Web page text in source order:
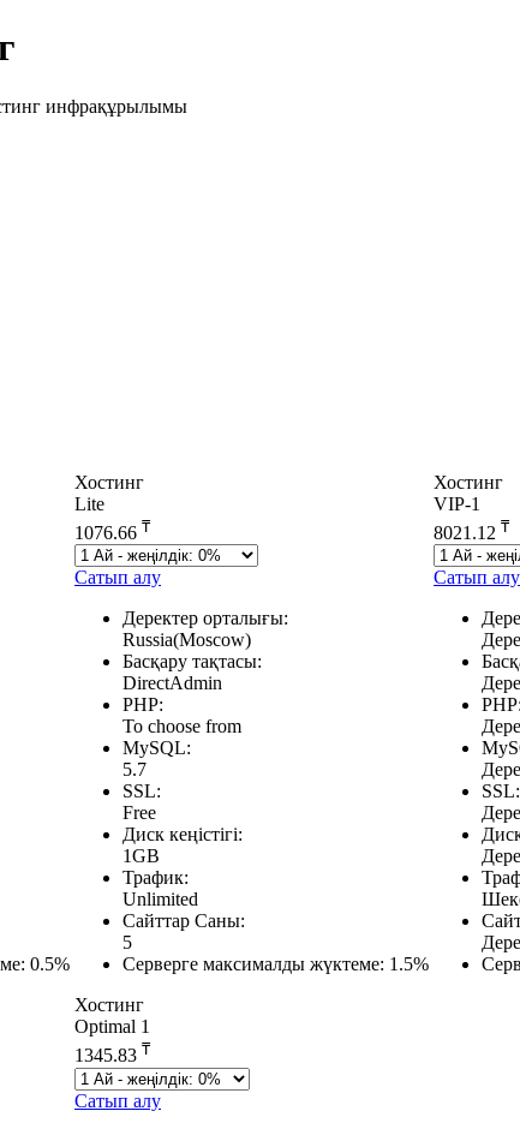
инфрақұрылымы
0.5%
Хостинг
Lite
1076.66 ₸
Сатып алу
Деректер орталығы:
Russia(Moscow)
Басқару тақтасы:
DirectAdmin
PHP:
To choose from
MySQL:
5.7
SSL:
Free
Диск кеңістігі:
1GB
Трафик:
Unlimited
Сайттар Саны:
5
Серверге максималды жүктеме: 1.5%
Хостинг
VIP-1
8021.12 ₸
Сатып алу
PHP:
SSL:
Хостинг
Optimal 1
1345.83 ₸
Сатып алу